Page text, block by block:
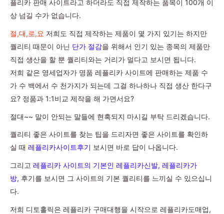
플리카 판매 사이트라고 하더라도 직접 제작하는 품목이 100개 이
상 넘길 수가 없습니다.
절,대,로,요 저희도 직접 제작하는 제품이 몇 가지 있기는 하지만
퀄리티 때문이 아닌 단가 절감을 위해서 인기 있는 종목의 제품만
직접 생산을 할 뿐 퀄리티와는 거리가 멀다고 보시면 됩니다.
저희 같은 영세업자가 명품 레플리카 사이트에 판매하는 제품 수
가 수 백에서 수 천가지가 되는데 그걸 하나하나 직접 생산 한다구
요? 정품과 1:1비교 제작을 해 가면서요?
절대~~ 말이 안되는 말들에 현혹되지 마시길 부탁 드리겠습니다.
퀄리티 좋은 사이트를 찾는 팁을 드리자면 좋은 사이트를 확인하
실 때 레플리카사이트후기 보시면 바로 답이 나옵니다.
그리고 레플리카 사이트의 기본인 레플리카신발, 레플리카가
방, 후기를 보시면 그 사이트의 기본 퀄리티를 느끼실 수 있으십니
다.
저희 디토홀릭은 레플리카 구매대행을 시작으로 레플리카도매업,